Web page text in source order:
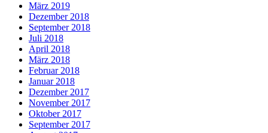
März 2019
Dezember 2018
September 2018
Juli 2018
April 2018
März 2018
Februar 2018
Januar 2018
Dezember 2017
November 2017
Oktober 2017
September 2017